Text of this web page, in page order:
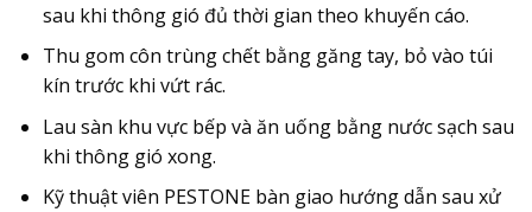
sau khi thông gió đủ thời gian theo khuyến cáo.
Thu gom côn trùng chết bằng găng tay, bỏ vào túi
kín trước khi vứt rác.
Lau sàn khu vực bếp và ăn uống bằng nước sạch sau
khi thông gió xong.
Kỹ thuật viên PESTONE bàn giao hướng dẫn sau xử